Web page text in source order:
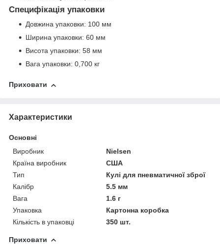
Специфікація упаковки
Довжина упаковки: 100 мм
Ширина упаковки: 60 мм
Висота упаковки: 58 мм
Вага упаковки: 0,700 кг
Приховати
Характеристики
Основні
Виробник
Nielsen
Країна виробник
США
Тип
Кулі для пневматичної зброї
Калібр
5.5 мм
Вага
1.6 г
Упаковка
Картонна коробка
Кількість в упаковці
350 шт.
Приховати